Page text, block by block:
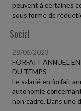
peuvent à certaines
sous forme de
Social
28/06/2023
FORFAIT ANNUEL
DU TEMPS
Le salarié en forfait
autonomie
non-cadre. Dans une